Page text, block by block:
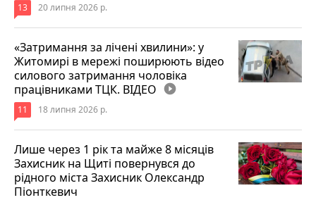
13 20 липня 2026 р.
«Затримання за лічені хвилини»: у
Житомирі в мережі поширюють відео
силового затримання чоловіка
працівниками ТЦК. ВІДЕО play_circle_filled
11 18 липня 2026 р.
Лише через 1 рік та майже 8 місяців
Захисник на Щиті повернувся до
рідного міста Захисник Олександр
Піонткевич